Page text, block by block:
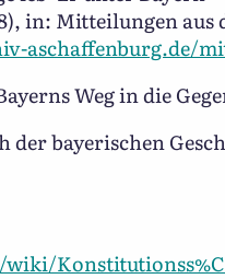
in: Mitteilungen
aschaffenburg.de/
Weg in die
der bayerischen